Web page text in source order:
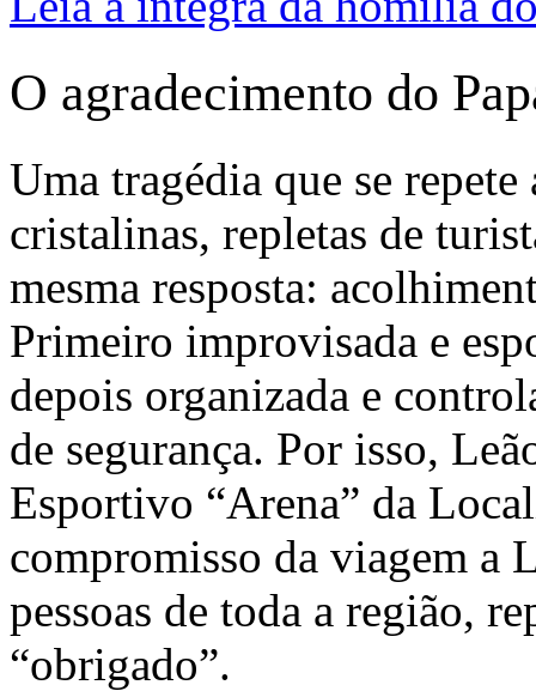
O agradecimento do
Uma tragédia que se
cristalinas, repletas de
mesma resposta:
Primeiro improvisada e
depois organizada e
de segurança. Por isso,
Esportivo “Arena” da
compromisso da viagem a
pessoas de toda a região,
“obrigado”.